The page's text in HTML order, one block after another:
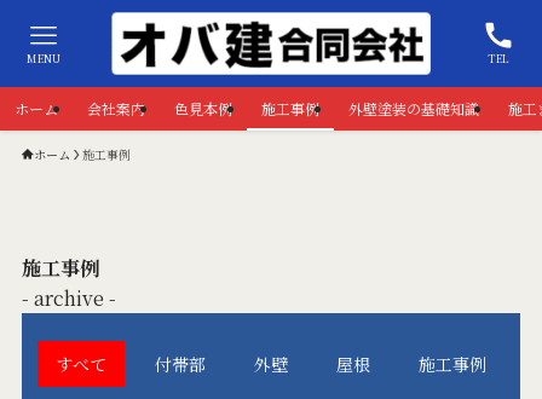
TEL
MENU
ホーム 会社案内 色見本例 施工事例 外壁塗装の基礎知識 施工
ホーム 施工事例
施工事例
- archive -
すべて 付帯部 外壁 屋根 施工事例